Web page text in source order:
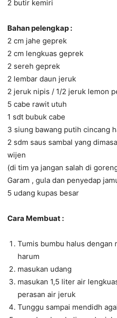
2 butir kemiri
Bahan pelengkap :
2 cm jahe geprek
2 cm lengkuas geprek
2 sereh geprek
2 lembar daun jeruk
2 jeruk nipis / 1/2 jeruk lemon
5 cabe rawit utuh
1 sdt bubuk cabe
3 siung bawang putih cincang
2 sdm saus sambal yang
wijen
(di tim ya jangan salah di
Garam , gula dan penyedap
5 udang kupas besar
Cara Membuat :
Tumis bumbu halus dengan
harum
masukan udang
masukan 1,5 liter air
perasan air jeruk
Tunggu sampai mendidh